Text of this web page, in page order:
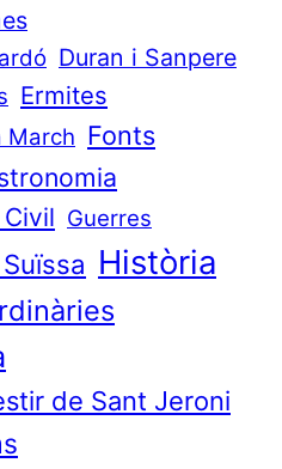
Duran i Sanpere
Ermites
March Fonts
Guerres
Història
de Sant Jeroni